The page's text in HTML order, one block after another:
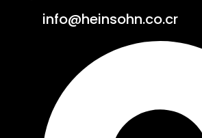
info@heinsohn.co.cr